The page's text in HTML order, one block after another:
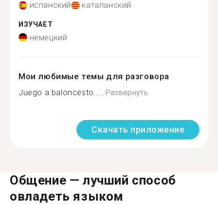
испанский каталанский
ИЗУЧАЕТ
немецкий
Мои любимые темы для разговора
Juego a baloncesto..... Развернуть
Скачать приложение
Общение — лучший способ
овладеть языком